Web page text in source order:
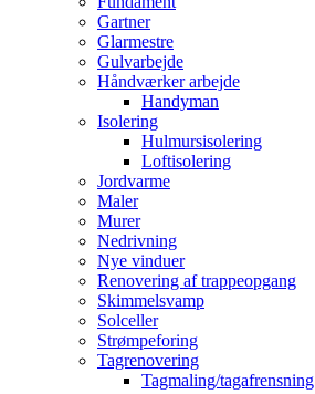
Gartner
Glarmestre
Gulvarbejde
Håndværker arbejde
Handyman
Isolering
Hulmursisolering
Loftisolering
Jordvarme
Maler
Murer
Nedrivning
Nye vinduer
Renovering af trappeopgang
Skimmelsvamp
Solceller
Strømpeforing
Tagrenovering
Tagmaling/tagafrensning